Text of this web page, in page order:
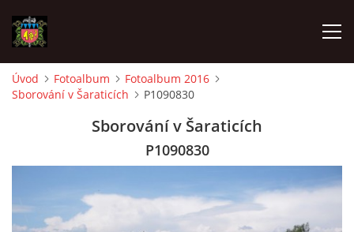
ÚVOD
Úvod Fotoalbum
Fotoalbum 2016
Sborování v Šaraticích
P1090830
Sborování v Šaraticích
P1090830